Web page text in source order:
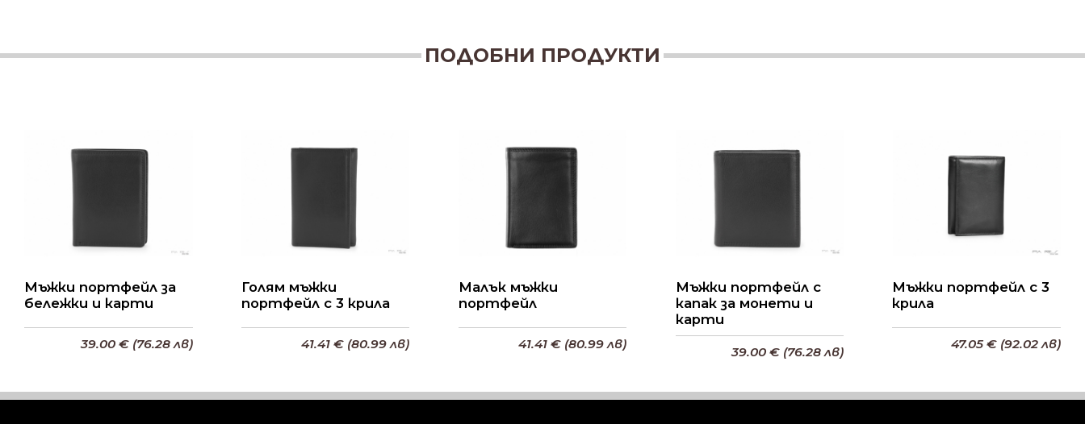
ПОДОБНИ ПРОДУКТИ
Мъжки портфейл за
бележки и карти
Добави в кошницата
39.00 € (76.28 лв)
Голям мъжки
портфейл с 3 крила
Добави в кошницата
41.41 € (80.99 лв)
Малък мъжки
портфейл
Добави в кошницата
41.41 € (80.99 лв)
Мъжки портфейл с
капак за монети и
карти
39.00 € (76.28 лв)
Мъжки портфейл с 3
крила
Добави в кошницата
47.05 € (92.02 лв)